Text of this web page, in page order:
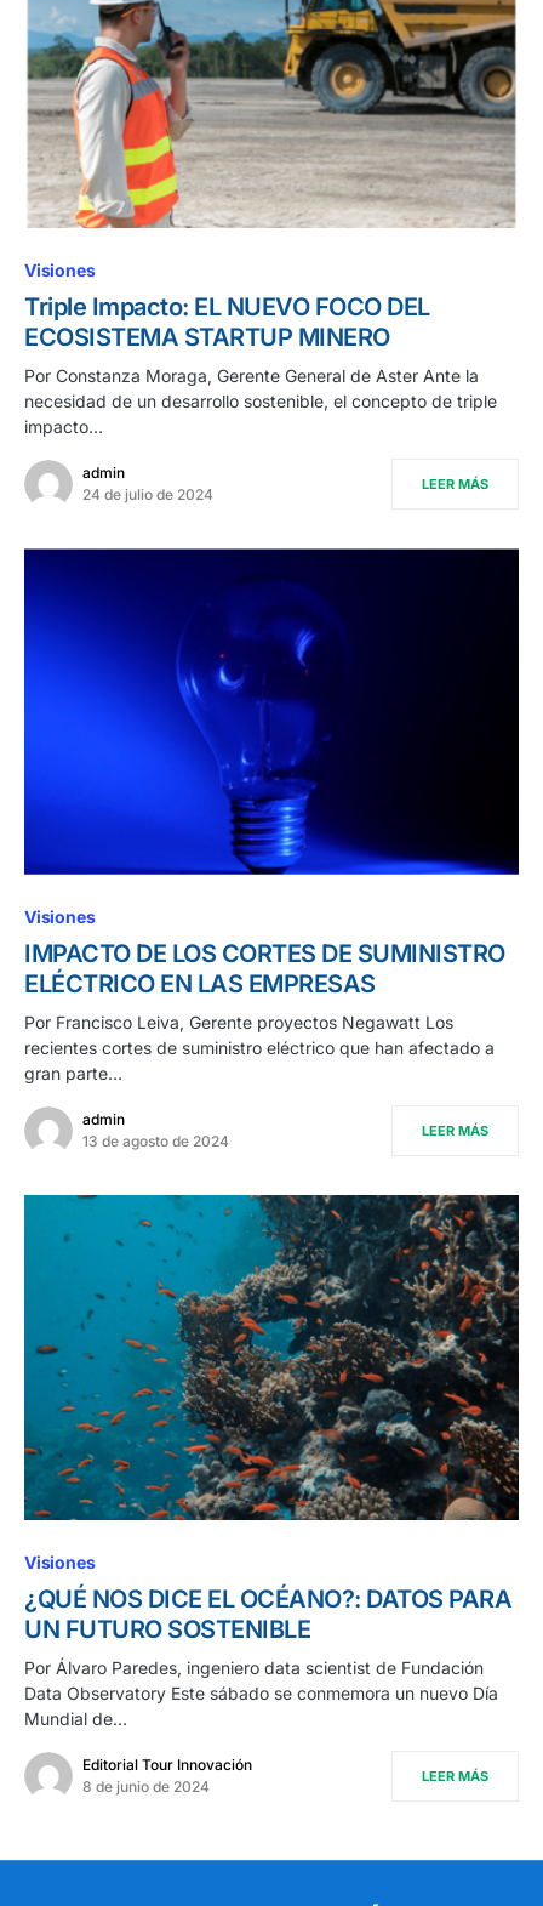
Visiones
Triple Impacto: EL NUEVO FOCO DEL
ECOSISTEMA STARTUP MINERO
Por Constanza Moraga, Gerente General de Aster Ante la
necesidad de un desarrollo sostenible, el concepto de triple
impacto…
admin
24 de julio de 2024
LEER MÁS
Visiones
IMPACTO DE LOS CORTES DE SUMINISTRO
ELÉCTRICO EN LAS EMPRESAS
Por Francisco Leiva, Gerente proyectos Negawatt Los
recientes cortes de suministro eléctrico que han afectado a
gran parte…
admin
13 de agosto de 2024
LEER MÁS
Visiones
¿QUÉ NOS DICE EL OCÉANO?: DATOS PARA
UN FUTURO SOSTENIBLE
Por Álvaro Paredes, ingeniero data scientist de Fundación
Data Observatory Este sábado se conmemora un nuevo Día
Mundial de…
Editorial Tour Innovación
8 de junio de 2024
LEER MÁS